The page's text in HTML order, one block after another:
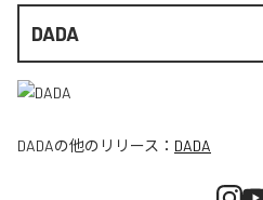
DADA
DADAの他のリリース： DADA